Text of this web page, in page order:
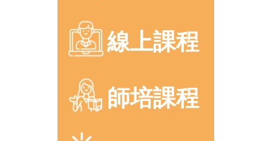
線上課程
師培課程